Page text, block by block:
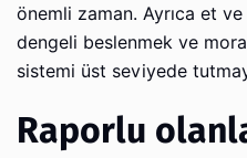
önemli zaman. Ayrıca et
dengeli beslenmek ve
sistemi üst seviyede
Raporlu